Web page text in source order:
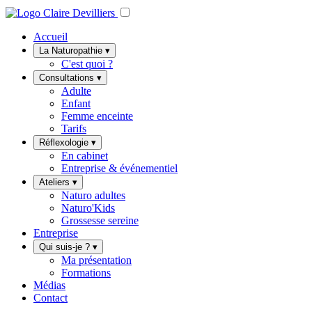
Accueil
La Naturopathie ▾
C'est quoi ?
Consultations ▾
Adulte
Enfant
Femme enceinte
Tarifs
Réflexologie ▾
En cabinet
Entreprise & événementiel
Ateliers ▾
Naturo adultes
Naturo'Kids
Grossesse sereine
Entreprise
Qui suis-je ? ▾
Ma présentation
Formations
Médias
Contact